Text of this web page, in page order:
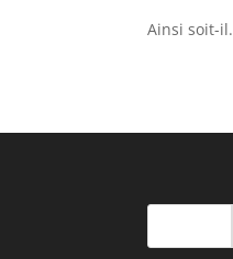
Ainsi soit-il.